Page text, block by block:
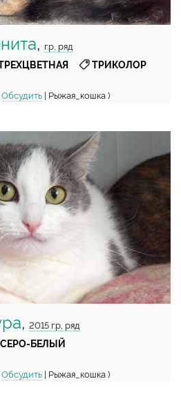
, г.р, ряд
, ТРИКОЛОР
Обсудить| Рыжая_кошка )
, 2015 г.р, ряд
СЕРО-БЕЛЫЙ
Обсудить| Рыжая_кошка )